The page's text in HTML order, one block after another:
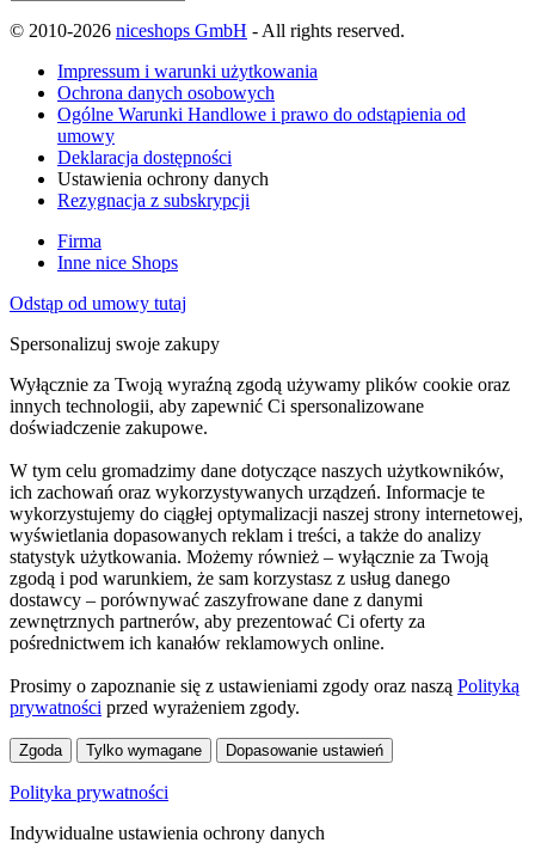
© 2010-2026 niceshops GmbH - All rights reserved.
Impressum i warunki użytkowania
Ochrona danych osobowych
Ogólne Warunki Handlowe i prawo do odstąpienia od
umowy
Deklaracja dostępności
Ustawienia ochrony danych
Rezygnacja z subskrypcji
Firma
Inne nice Shops
Odstąp od umowy tutaj
Spersonalizuj swoje zakupy
Wyłącznie za Twoją wyraźną zgodą używamy plików cookie oraz
innych technologii, aby zapewnić Ci spersonalizowane
doświadczenie zakupowe.
W tym celu gromadzimy dane dotyczące naszych użytkowników,
ich zachowań oraz wykorzystywanych urządzeń. Informacje te
wykorzystujemy do ciągłej optymalizacji naszej strony internetowej,
wyświetlania dopasowanych reklam i treści, a także do analizy
statystyk użytkowania. Możemy również – wyłącznie za Twoją
zgodą i pod warunkiem, że sam korzystasz z usług danego
dostawcy – porównywać zaszyfrowane dane z danymi
zewnętrznych partnerów, aby prezentować Ci oferty za
pośrednictwem ich kanałów reklamowych online.
Prosimy o zapoznanie się z ustawieniami zgody oraz naszą Polityką
prywatności przed wyrażeniem zgody.
Zgoda Tylko wymagane Dopasowanie ustawień
Polityka prywatności
Indywidualne ustawienia ochrony danych